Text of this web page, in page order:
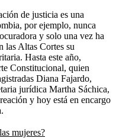
de justicia es una
por ejemplo, nunca
y solo una vez ha
las Altas Cortes su
Hasta este año,
Constitucional, quien
Diana Fajardo,
jurídica Martha Sáchica,
y hoy está en encargo
mujeres?